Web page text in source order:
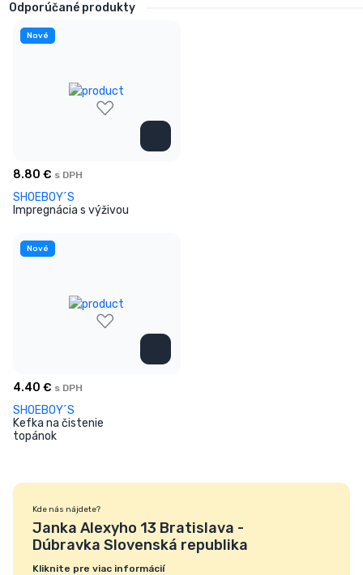
Odporúčané produkty
Nové
8.80 € s DPH
SHOEBOY´S
Impregnácia s výživou
Nové
4.40 € s DPH
SHOEBOY´S
Kefka na čistenie
topánok
Kde nás nájdete?
Janka Alexyho 13 Bratislava -
Dúbravka Slovenská republika
Kliknite pre viac informácií